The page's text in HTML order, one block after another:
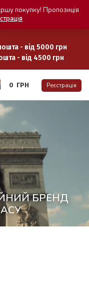
- від 5000 грн
- від 4500 грн
0 ГРН Реєстрація
БРЕНД
покупку! Пропозиція